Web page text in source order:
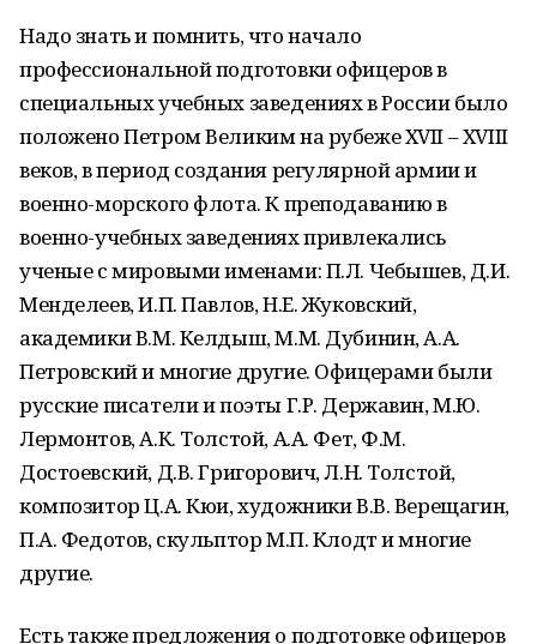
Надо знать и помнить, что начало
профессиональной подготовки офицеров в
специальных учебных заведениях в России было
положено Петром Великим на рубеже ХVII – ХVIII
веков, в период создания регулярной армии и
военно-морского флота. К преподаванию в
военно-учебных заведениях привлекались
ученые с мировыми именами: П.Л. Чебышев, Д.И.
Менделеев, И.П. Павлов, Н.Е. Жуковский,
академики В.М. Келдыш, М.М. Дубинин, А.А.
Петровский и многие другие. Офицерами были
русские писатели и поэты Г.Р. Державин, М.Ю.
Лермонтов, А.К. Толстой, А.А. Фет, Ф.М.
Достоевский, Д.В. Григорович, Л.Н. Толстой,
композитор Ц.А. Кюи, художники В.В. Верещагин,
П.А. Федотов, скульптор М.П. Клодт и многие
другие.
Есть также предложения о подготовке офицеров